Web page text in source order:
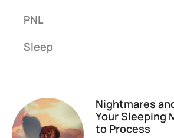
PNL
Sleep
Nightmares
Your Sleeping
to Process